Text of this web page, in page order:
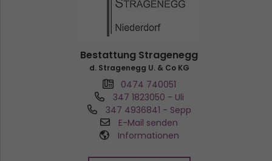
Bestattung Stragenegg
d. Stragenegg U. & Co KG
0474 740051
347 1823050 - Uli
347 4936841 - Sepp
E-Mail senden
Informationen